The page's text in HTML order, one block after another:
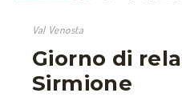
Val Venosta
Giorno di
Sirmione